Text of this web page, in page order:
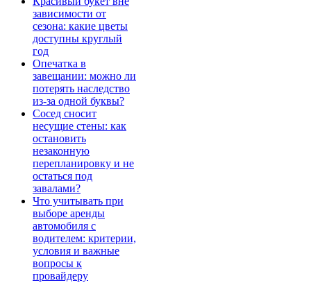
зависимости от
сезона: какие цветы
доступны круглый
год
Опечатка в
завещании: можно ли
потерять наследство
из-за одной буквы?
Сосед сносит
несущие стены: как
остановить
незаконную
перепланировку и не
остаться под
завалами?
Что учитывать при
выборе аренды
автомобиля с
водителем: критерии,
условия и важные
вопросы к
провайдеру